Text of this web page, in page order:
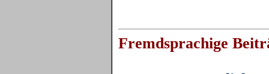
Fremdsprachige